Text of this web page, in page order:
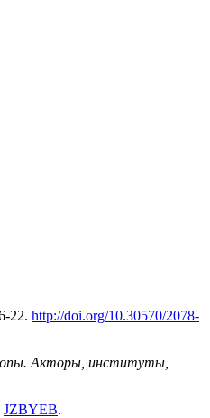
22. http://doi.org/10.30570/2078-
Акторы, институты,
JZBYEB.